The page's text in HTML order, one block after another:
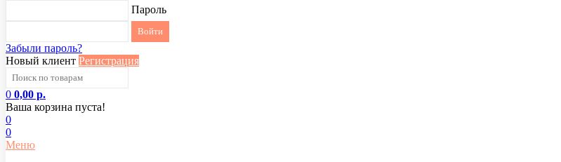
Пароль
Забыли пароль?
Новый клиент Регистрация
0 0,00 р.
Ваша корзина пуста!
0
0
Меню